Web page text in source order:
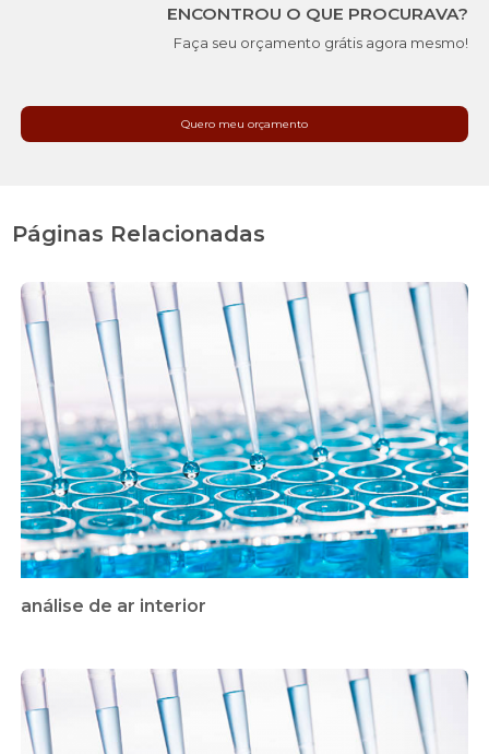
ENCONTROU O QUE PROCURAVA?
Faça seu orçamento grátis agora mesmo!
Quero meu orçamento
Páginas Relacionadas
análise de ar interior